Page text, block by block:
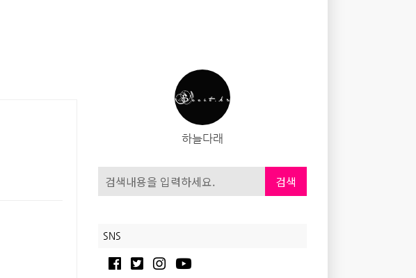
하늘다래
검색
SNS